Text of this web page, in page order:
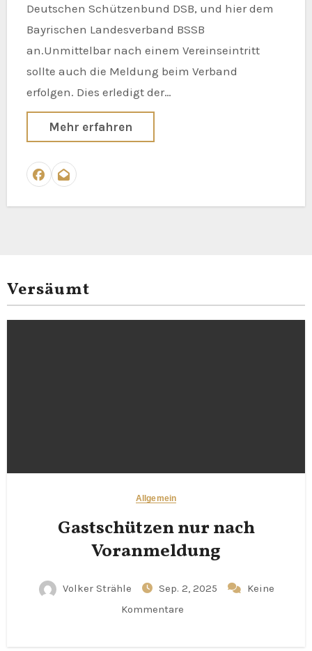
Deutschen Schützenbund DSB, und hier dem
Bayrischen Landesverband BSSB
an.Unmittelbar nach einem Vereinseintritt
sollte auch die Meldung beim Verband
erfolgen. Dies erledigt der…
Mehr erfahren
Versäumt
Allgemein
Gastschützen nur nach
Voranmeldung
Volker Strähle Sep. 2, 2025
Keine
Kommentare